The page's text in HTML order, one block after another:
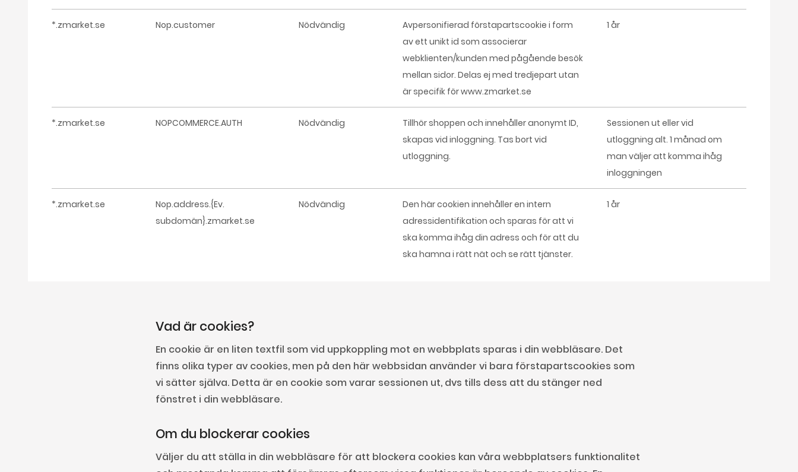
*.zmarket.se Nop.customer Nödvändig
Avpersonifierad förstapartscookie i form
av ett unikt id som associerar
webklienten/kunden med pågående besök
mellan sidor. Delas ej med tredjepart utan
är specifik för www.zmarket.se
1 år
*.zmarket.se NOPCOMMERCE.AUTH Nödvändig
Tillhör shoppen och innehåller anonymt ID,
skapas vid inloggning. Tas bort vid
utloggning.
Sessionen ut eller vid
utloggning alt. 1 månad om
man väljer att komma ihåg
inloggningen
*.zmarket.se
Nop.address.{Ev.
subdomän}.zmarket.se
Nödvändig
Den här cookien innehåller en intern
adressidentifikation och sparas för att vi
ska komma ihåg din adress och för att du
ska hamna i rätt nät och se rätt tjänster.
1 år
Vad är cookies?
En cookie är en liten textfil som vid uppkoppling mot en webbplats sparas i din webbläsare. Det
finns olika typer av cookies, men på den här webbsidan använder vi bara förstapartscookies som
vi sätter själva. Detta är en cookie som varar sessionen ut, dvs tills dess att du stänger ned
fönstret i din webbläsare.
Om du blockerar cookies
Väljer du att ställa in din webbläsare för att blockera cookies kan våra webbplatsers funktionalitet